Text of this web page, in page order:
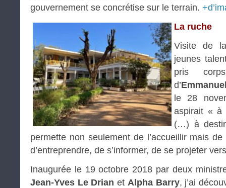
gouvernement se concrétise sur le terrain.
La ruche
Visite de
jeunes
pris
d’
le 28
aspirait « à
(…) à
permette non seulement de l’accueillir mais
d’entreprendre, de s’informer, de se projeter
Inaugurée le 19 octobre 2018 par deux
Jean-Yves Le Drian et Alpha Barry, j’ai